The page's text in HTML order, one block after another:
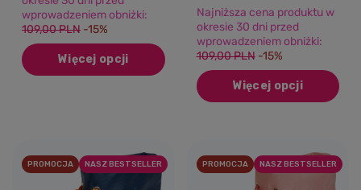
wprowadzeniem obniżki:
109,00 PLN -15%
Więcej opcji
Najniższa cena produktu w
okresie 30 dni przed
wprowadzeniem obniżki:
109,00 PLN -15%
Więcej opcji
PROMOCJA NASZ BESTSELLER PROMOCJA NASZ BESTSELLER